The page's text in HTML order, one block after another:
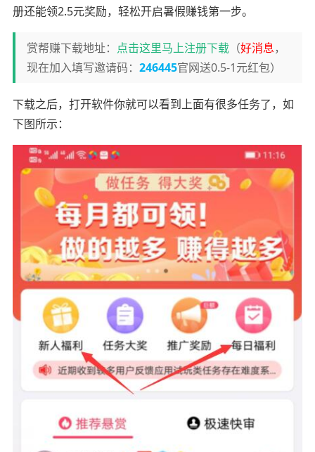
册还能领2.5元奖励，轻松开启暑假赚钱第一步。
赏帮赚下载地址： 点击这里马上注册下载（好消息，
现在加入填写邀请码： 246445官网送0.5-1元红包）
下载之后，打开软件你就可以看到上面有很多任务了，如
下图所示：